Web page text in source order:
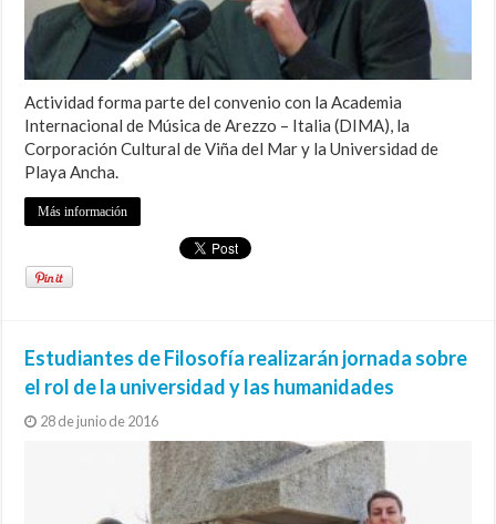
Actividad forma parte del convenio con la Academia
Internacional de Música de Arezzo – Italia (DIMA), la
Corporación Cultural de Viña del Mar y la Universidad de
Playa Ancha.
Más información
Estudiantes de Filosofía realizarán jornada sobre
el rol de la universidad y las humanidades
28 de junio de 2016